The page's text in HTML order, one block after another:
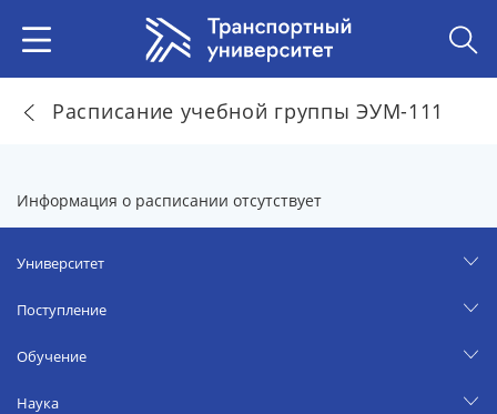
Расписание учебной группы ЭУМ-111
Информация о расписании отсутствует
Университет
Поступление
Обучение
Наука